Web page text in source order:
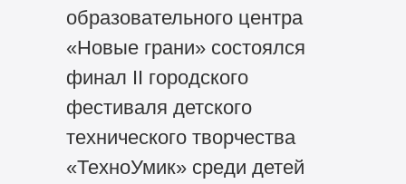
образовательного центра
«Новые грани» состоялся
финал II городского
фестиваля детского
технического творчества
«ТехноУмик» среди детей